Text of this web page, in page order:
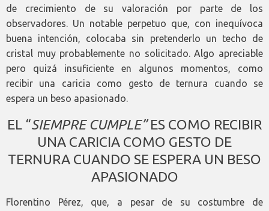
de crecimiento de su valoración por parte de los
observadores. Un notable perpetuo que, con inequívoca
buena intención, colocaba sin pretenderlo un techo de
cristal muy probablemente no solicitado. Algo apreciable
pero quizá insuficiente en algunos momentos, como
recibir una caricia como gesto de ternura cuando se
espera un beso apasionado.
EL “SIEMPRE CUMPLE”ES COMO RECIBIR
UNA CARICIA COMO GESTO DE
TERNURA CUANDO SE ESPERA UN BESO
APASIONADO
Florentino Pérez, que, a pesar de su costumbre de